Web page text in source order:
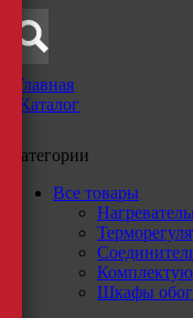
Главная
Каталог
Категории
Все товары
Шкафы